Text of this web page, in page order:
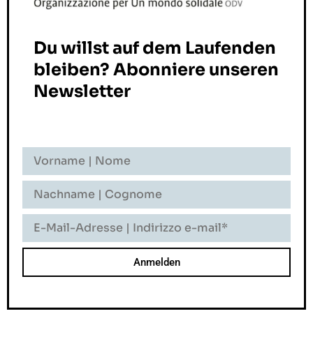
Du willst auf dem Laufenden
bleiben? Abonniere unseren
Newsletter
Nome
Cognome
Mail-
Adresse
-
E-